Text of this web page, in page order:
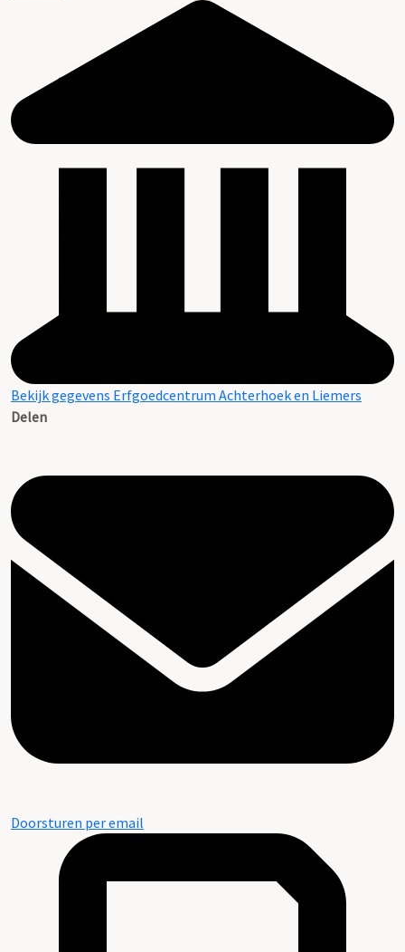
Bekijk gegevens Erfgoedcentrum Achterhoek en Liemers
Delen
Doorsturen per email